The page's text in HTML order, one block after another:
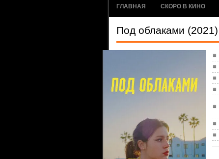
ГЛАВНАЯ СКОРО В КИНО
Под облаками (2021)